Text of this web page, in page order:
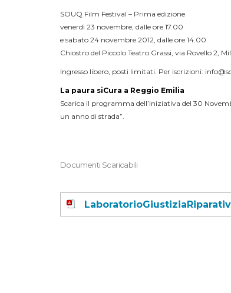
SOUQ Film Festival – Prima edizione
venerdì 23 novembre, dalle ore 17.00
e sabato 24 novembre 2012, dalle ore 14.00
Chiostro del Piccolo Teatro Grassi, via Rovello 2,
Ingresso libero, posti limitati. Per iscrizioni:
La paura siCura a Reggio Emilia
Scarica il programma dell’iniziativa del 30
un anno di strada”.
Documenti Scaricabili